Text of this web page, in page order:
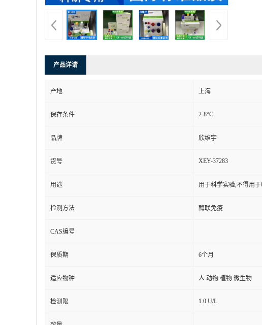
产品详请
产地 上海
保存条件 2-8°C
品牌 欣维宇
货号 XEY-37283
用途 用于科学实验,不得用
检测方法 酶联免疫
CAS编号
保质期 6个月
适应物种 人 动物 植物 微生物
检测限 1.0 U/L